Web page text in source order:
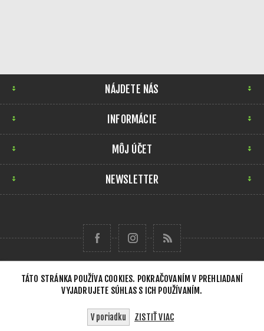
NÁJDETE NÁS
INFORMÁCIE
MÔJ ÚČET
NEWSLETTER
vyhradené.
TÁTO STRÁNKA POUŽÍVA COOKIES. POKRAČOVANÍM V PREHLIADANÍ
VYJADRUJETE SÚHLAS S ICH POUŽÍVANÍM.
V poriadku ZISTIŤ VIAC